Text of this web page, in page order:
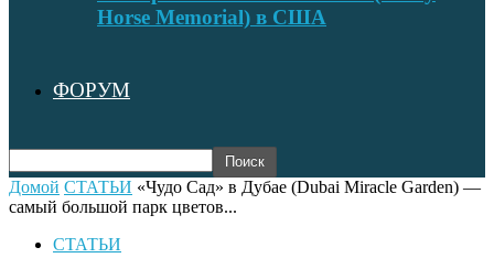
Horse Memorial) в США
ФОРУМ
Домой СТАТЬИ «Чудо Сад» в Дубае (Dubai Miracle Garden) —
самый большой парк цветов...
СТАТЬИ